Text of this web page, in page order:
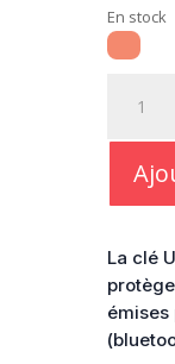
En stock
Clé
USB
Voiture
-
ondes
La clé
émises